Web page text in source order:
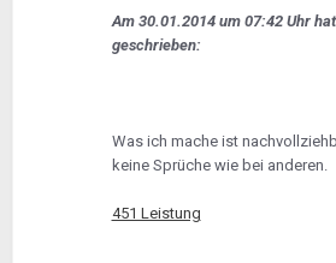
Am 30.01.2014 um 07:42 Uhr
geschrieben:
Was ich mache ist
keine Sprüche wie bei anderen.
451 Leistung